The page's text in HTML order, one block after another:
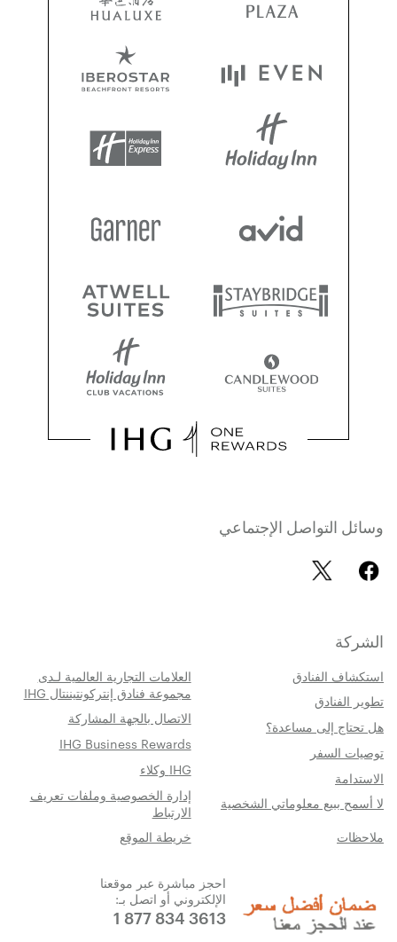
وسائل التواصل الإجتماعي
الشركة
استكشاف الفنادق
العلامات التجارية العالمية لـدى
مجموعة فنادق إنتركونتيننتال IHG
تطوير الفنادق
الاتصال بالجهة المشاركة
هل تحتاج إلى مساعدة؟
IHG Business Rewards
توصيات السفر
IHG وكلاء
الاستدامة
إدارة الخصوصية وملفات تعريف
الارتباط
لا أسمح ببيع معلوماتي الشخصية
خريطة الموقع
ملاحظات
احجز مباشرة عبر موقعنا
الإلكتروني أو اتصل بـ:
1 877 834 3613